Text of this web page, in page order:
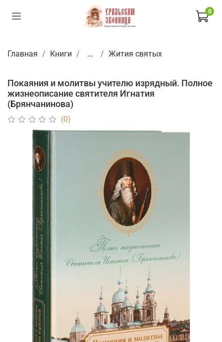
0
Главная Книги ... Жития святых
Покаяния и молитвы учителю изрядный. Полное
жизнеописание святителя Игнатия
(Брянчанинова)
(0)